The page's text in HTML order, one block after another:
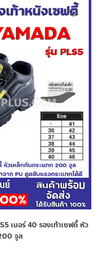
เบอร์ 40 รองเท้าเซฟตี้ หัว
จูล